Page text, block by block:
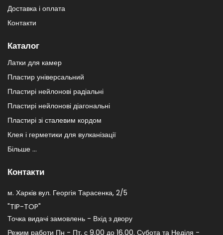
Доставка і оплата
Контакти
Каталог
Латки для камер
Пластир універсальний
Пластирі нейлонові радіальні
Пластирі нейлонові діагональні
Пластирі зі сталевим кордом
Клея і герметики для вулканізації
Більше ...
Контакти
м. Харків вул. Георгія Тарасенка, 2/5
"TIP-TOP"
Точка видачі замовлень - Вхід з двору
Режим работи Пн - Пт. с 9.00 до 16.00. Субота та Неділя -